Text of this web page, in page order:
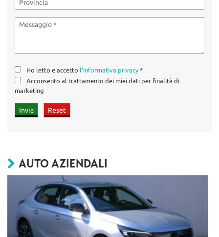
Ho letto e accetto l'informativa privacy *
Acconsento al trattamento dei miei dati per finalità di
marketing
AUTO AZIENDALI